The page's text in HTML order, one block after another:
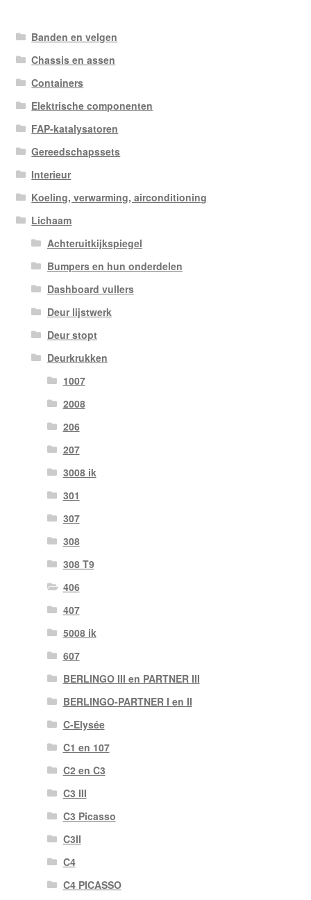
Banden en velgen
Chassis en assen
Containers
Elektrische componenten
FAP-katalysatoren
Gereedschapssets
Interieur
Koeling, verwarming, airconditioning
Lichaam
Achteruitkijkspiegel
Bumpers en hun onderdelen
Dashboard vullers
Deur lijstwerk
Deur stopt
Deurkrukken
1007
2008
206
207
3008 ik
301
307
308
308 T9
406
407
5008 ik
607
BERLINGO III en PARTNER III
BERLINGO-PARTNER I en II
C-Elysée
C1 en 107
C2 en C3
C3 III
C3 Picasso
C3II
C4
C4 PICASSO